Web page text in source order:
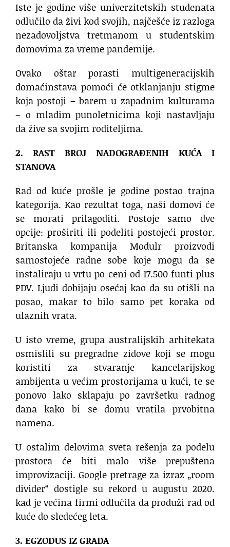
Iste je godine više univerzitetskih studenata
odlučilo da živi kod svojih, najčešće iz razloga
nezadovoljstva tretmanom u studentskim
domovima za vreme pandemije.
Ovako oštar porasti multigeneracijskih
domaćinstava pomoći će otklanjanju stigme
koja postoji – barem u zapadnim kulturama
– o mladim punoletnicima koji nastavljaju
da žive sa svojim roditeljima.
2. RAST BROJ NADOGRAĐENIH KUĆA I
STANOVA
Rad od kuće prošle je godine postao trajna
kategorija. Kao rezultat toga, naši domovi će
se morati prilagoditi. Postoje samo dve
opcije: proširiti ili podeliti postojeći prostor.
Britanska kompanija Modulr proizvodi
samostojeće radne sobe koje mogu da se
instaliraju u vrtu po ceni od 17.500 funti plus
PDV. Ljudi dobijaju osećaj kao da su otišli na
posao, makar to bilo samo pet koraka od
ulaznih vrata.
U isto vreme, grupa australijskih arhitekata
osmislili su pregradne zidove koji se mogu
koristiti za stvaranje kancelarijskog
ambijenta u većim prostorijama u kući, te se
ponovo lako sklapaju po završetku radnog
dana kako bi se domu vratila prvobitna
namena.
U ostalim delovima sveta rešenja za podelu
prostora će biti malo više prepuštena
improvizaciji. Google pretrage za izraz „room
divider“ dostigle su rekord u augustu 2020.
kad je većina firmi odlučila da produži rad od
kuće do sledećeg leta.
3. EGZODUS IZ GRADA